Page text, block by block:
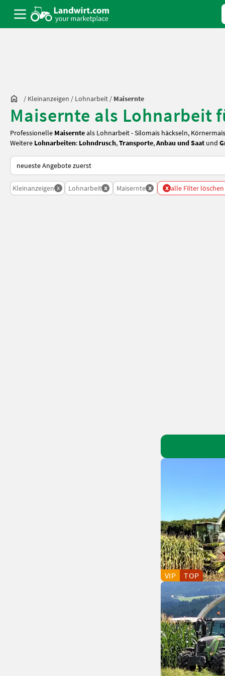
/ Kleinanzeigen / Lohnarbeit / Maisernte
Maisernte als Lohnarbeit
Professionelle Maisernteals Lohnarbeit - Silomais häckseln,
Weitere Lohnarbeiten: Lohndrusch,Transporte,Anbau und Saat und
So wird auf Landwirt.com sortiert
Kleinanzeigen x Lohnarbeit x Maisernte x x alle Filter löschen
VIP TOP